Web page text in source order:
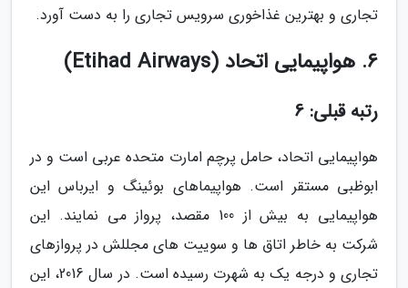
تجاری و بهترین غذاخوری سرویس تجاری را به دست آورد.
6. هواپیمایی اتحاد (Etihad Airways)
رتبه قبلی: 6
هواپیمایی اتحاد، حامل پرچم امارت متحده عربی است و در
ابوظبی مستقر است. هواپیماهای بوئینگ و ایرباس این
هواپیمایی به بیش از 100 مقصد، پرواز می نمایند. این
شرکت به خاطر اتاق ها و سوییت های مجللش در پروازهای
تجاری و درجه یک به شهرت رسیده است. در سال 2016، این